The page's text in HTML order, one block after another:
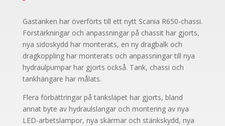
Gastanken har överförts till ett nytt Scania R650-chassi.
Förstärkningar och anpassningar på chassit har gjorts,
nya sidoskydd har monterats, en ny dragbalk och
dragkoppling har monterats och anpassningar till nya
hydraulpumpar har gjorts också. Tank, chassi och
tankhängare har målats.
Flera förbättringar på tanksläpet har gjorts, bland
annat byte av hydraulslangar och montering av nya
LED-arbetslampor, nya skärmar och stänkskydd, nya